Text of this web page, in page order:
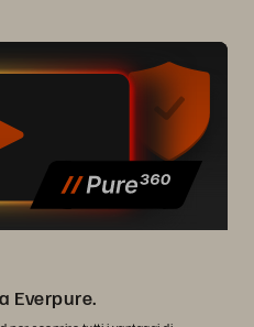
Everpure.